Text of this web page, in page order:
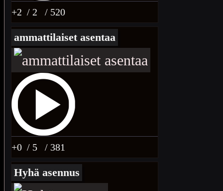
+2 / 2 / 520
ammattilaiset asentaa
+0 / 5 / 381
Hyhä asennus